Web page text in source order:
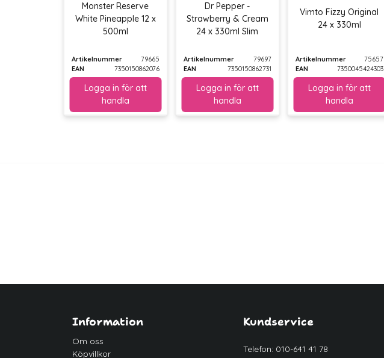
Monster Reserve
White Pineapple 12 x
500ml
Artikelnummer
79665
EAN
7350150862076
Dr Pepper -
Strawberry & Cream
24 x 330ml Slim
Artikelnummer
79697
EAN
7350150862731
Vimto Fizzy Original
24 x 330ml
Artikelnummer
75657
EAN
7350045424303
Information
Om oss
Köpvillkor
Kundservice
Telefon: 010-641 41 78